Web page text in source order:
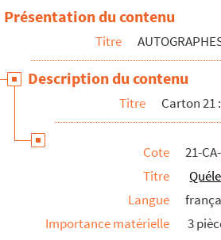
Présentation du contenu
Titre
Description du contenu
Titre Carton 21
Cote
21-
Titre
Langue
Importance matérielle
3